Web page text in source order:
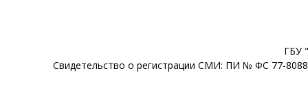
ГБУ
Свидетельство о регистрации СМИ: ПИ № ФС 77-